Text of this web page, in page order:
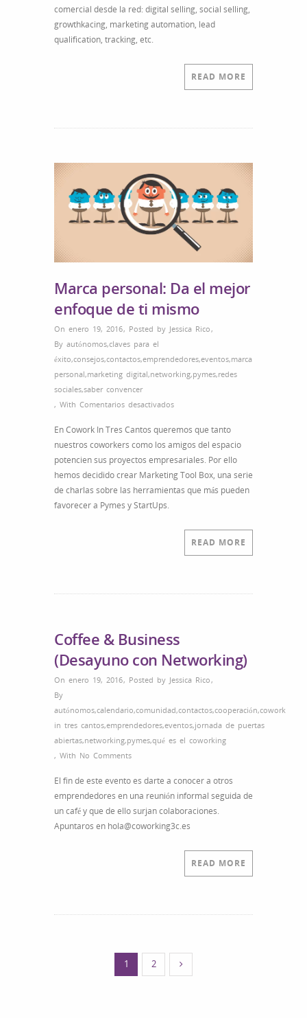
comercial desde la red: digital selling, social selling,
growthkacing, marketing automation, lead
qualification, tracking, etc.
READ MORE
Marca personal: Da el mejor
enfoque de ti mismo
On enero 19, 2016, Posted by Jessica Rico,
By autónomos,claves para el
éxito,consejos,contactos,emprendedores,eventos,marca
personal,marketing digital,networking,pymes,redes
sociales,saber convencer
, With Comentarios desactivadosen
personal:
Da
el
mejor
enfoque
mismo
En Cowork In Tres Cantos queremos que tanto
nuestros coworkers como los amigos del espacio
potencien sus proyectos empresariales. Por ello
hemos decidido crear Marketing Tool Box, una serie
de charlas sobre las herramientas que más pueden
favorecer a Pymes y StartUps.
READ MORE
Coffee & Business
(Desayuno con Networking)
On enero 19, 2016, Posted by Jessica Rico,
By
autónomos,calendario,comunidad,contactos,cooperación,cowork
in tres cantos,emprendedores,eventos,jornada de puertas
abiertas,networking,pymes,qué es el coworking
, With No Comments
El fin de este evento es darte a conocer a otros
emprendedores en una reunión informal seguida de
un café y que de ello surjan colaboraciones.
Apuntaros en hola@coworking3c.es
READ MORE
1 2